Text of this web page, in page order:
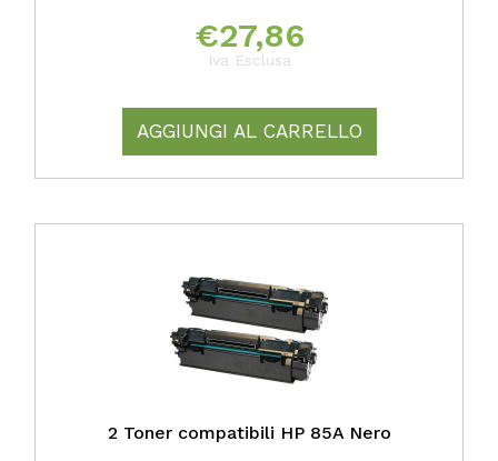
€27,86
Iva Esclusa
AGGIUNGI AL CARRELLO
2 Toner compatibili HP 85A Nero